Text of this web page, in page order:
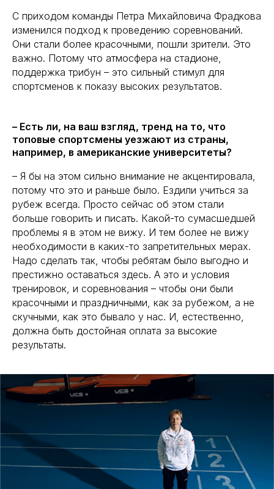
С приходом команды Петра Михайловича Фрадкова
изменился подход к проведению соревнований.
Они стали более красочными, пошли зрители. Это
важно. Потому что атмосфера на стадионе,
поддержка трибун – это сильный стимул для
спортсменов к показу высоких результатов.
– Есть ли, на ваш взгляд, тренд на то, что
топовые спортсмены уезжают из страны,
например, в американские университеты?
– Я бы на этом сильно внимание не акцентировала,
потому что это и раньше было. Ездили учиться за
рубеж всегда. Просто сейчас об этом стали
больше говорить и писать. Какой-то сумасшедшей
проблемы я в этом не вижу. И тем более не вижу
необходимости в каких-то запретительных мерах.
Надо сделать так, чтобы ребятам было выгодно и
престижно оставаться здесь. А это и условия
тренировок, и соревнования – чтобы они были
красочными и праздничными, как за рубежом, а не
скучными, как это бывало у нас. И, естественно,
должна быть достойная оплата за высокие
результаты.